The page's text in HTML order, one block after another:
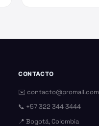
CONTACTO
✉️
📞 +57 322 344 3444
📍 Bogotá, Colombia